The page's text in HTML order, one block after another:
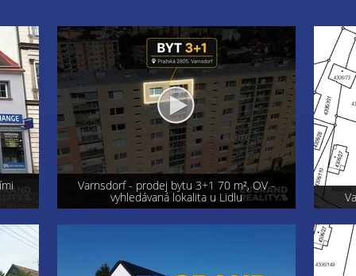
-
Varnsdorf - prodej pozemku 800 m²